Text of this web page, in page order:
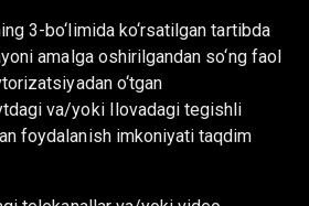
3-bo‘limida ko‘rsatilgan tartibda
amalga oshirilgandan so‘ng faol
o‘tgan
va/yoki Ilovadagi tegishli
foydalanish imkoniyati taqdim